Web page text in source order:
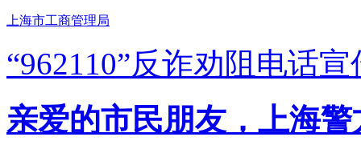
上海市工商管理局
“962110”反诈劝阻电话宣
亲爱的市民朋友，上海